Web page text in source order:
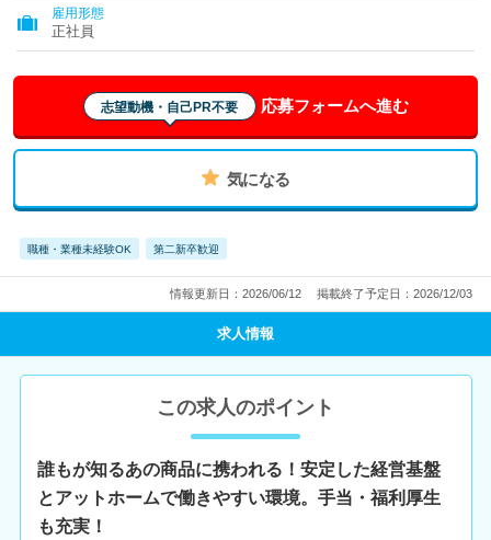
雇用形態
正社員
志望動機・自己PR不要 応募フォームへ進む
気になる
職種・業種未経験OK 第二新卒歓迎
情報更新日：2026/06/12 掲載終了予定日：2026/12/03
求人情報
この求人のポイント
誰もが知るあの商品に携われる！安定した経営基盤
とアットホームで働きやすい環境。手当・福利厚生
も充実！